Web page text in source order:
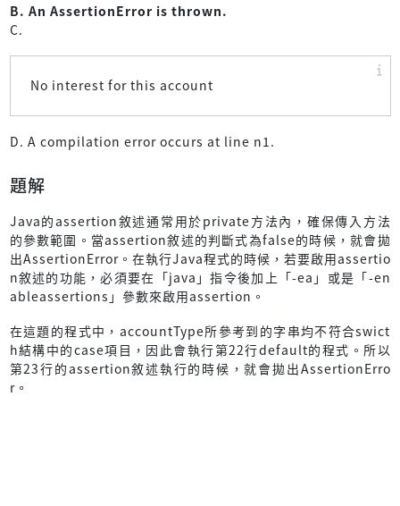
B. An AssertionError is thrown.
C.
No interest for this account
D. A compilation error occurs at line n1.
題解
Java的assertion敘述通常用於private方法內，確保傳入方法
的參數範圍。當assertion敘述的判斷式為false的時候，就會拋
出AssertionError。在執行Java程式的時候，若要啟用assertio
n敘述的功能，必須要在「java」指令後加上「-ea」或是「-en
ableassertions」參數來啟用assertion。
在這題的程式中，accountType所參考到的字串均不符合swict
h結構中的case項目，因此會執行第22行default的程式。所以
第23行的assertion敘述執行的時候，就會拋出AssertionErro
r。